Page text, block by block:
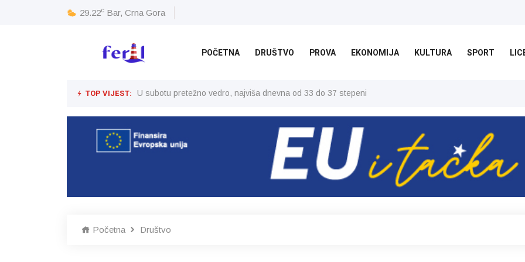
29.22c Bar, Crna Gora
POČETNA DRUŠTVO PROVA EKONOMIJA KULTURA SPORT
TOP VIJEST: U subotu pretežno vedro, najviša dnevna od 33 do 37 stepeni
Početna Društvo